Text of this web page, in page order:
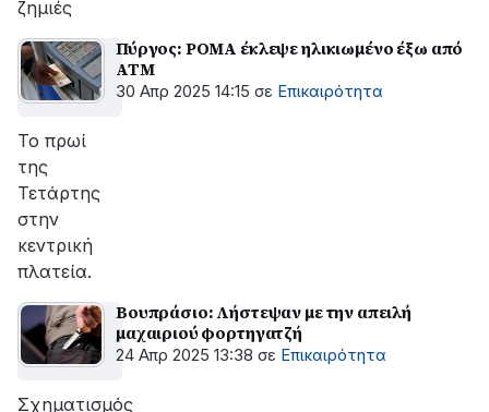
ζημιές
Πύργος: ΡΟΜΑ έκλεψε ηλικιωμένο έξω από
ΑΤΜ
30 Απρ 2025 14:15 σε Επικαιρότητα
Το πρωί
της
Τετάρτης
στην
κεντρική
πλατεία.
Βουπράσιο: Λήστεψαν με την απειλή
μαχαιριού φορτηγατζή
24 Απρ 2025 13:38 σε Επικαιρότητα
Σχηματισμός